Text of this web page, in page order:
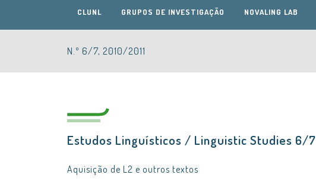
CLUNL
CLUNL GRUPOS DE INVESTIGAÇÃO NOVALING LAB
N.º 6/7, 2010/2011
Estudos Linguísticos / Linguistic Studies 6/7
Aquisição de L2 e outros textos